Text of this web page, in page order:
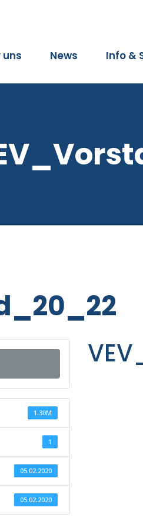
uns News Info &
1.30M
1
05.02.2020
05.02.2020